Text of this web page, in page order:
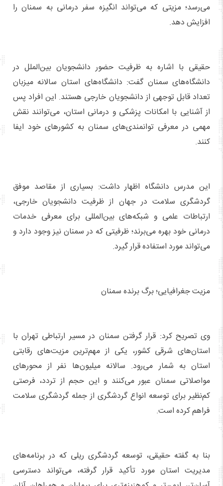
می‌رسد؛ مزیتی که می‌تواند انگیزه سفر درمانی به سمنان را
افزایش دهد.
حقیقی با اشاره به ظرفیت حضور دانشجویان بین‌الملل در
دانشگاه‌های سمنان گفت: دانشگاه‌های استان سالانه میزبان
تعداد قابل توجهی از دانشجویان خارجی هستند. این افراد پس
از آشنایی با امکانات پزشکی و درمانی استان، می‌توانند نقش
مهمی در معرفی توانمندی‌های سمنان به کشورهای خود ایفا
کنند.
این مدرس دانشگاه اظهار داشت: بسیاری از مقاصد موفق
گردشگری سلامت در جهان از ظرفیت دانشجویان خارجی،
ارتباطات علمی و شبکه‌های بین‌المللی برای معرفی خدمات
درمانی خود بهره می‌برند؛ ظرفیتی که در سمنان نیز وجود دارد و
می‌تواند مورد استفاده قرار گیرد.
مزیت جغرافیایی؛ برگ برنده سمنان
وی تصریح کرد: قرار گرفتن سمنان در مسیر ارتباطی تهران با
استان‌های شرقی کشور، یکی از مهم‌ترین مزیت‌های رقابتی
استان به شمار می‌رود. سالانه میلیون‌ها نفر از محورهای
مواصلاتی سمنان عبور می‌کنند و این حجم از تردد، فرصتی
کم‌نظیر برای توسعه انواع گردشگری از جمله گردشگری سلامت
فراهم کرده است.
بنا به گفته حقیقی، توسعه گردشگری ریلی که در برنامه‌های
مدیریت استان مورد تأکید قرار گرفته، می‌تواند دسترسی